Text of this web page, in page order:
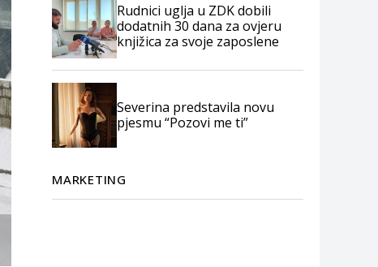
Rudnici uglja u ZDK dobili
dodatnih 30 dana za ovjeru
knjižica za svoje zaposlene
Severina predstavila novu
pjesmu “Pozovi me ti”
MARKETING